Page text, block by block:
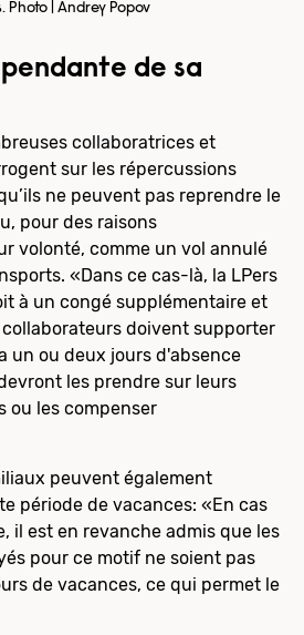
Photo | Andrey Popov
de sa
collaboratrices et
sur les répercussions
ne peuvent pas reprendre le
pour des raisons
volonté, comme un vol annulé
«Dans ce cas-là, la LPers
à un congé supplémentaire et
doivent supporter
un ou deux jours d'absence
les prendre sur leurs
ou les compenser
peuvent également
période de vacances: «En cas
il est en revanche admis que les
pour ce motif ne soient pas
de vacances, ce qui permet le